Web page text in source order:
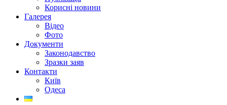
Корисні новини
Галерея
Відео
Фото
Документи
Законодавство
Зразки заяв
Контакти
Київ
Одеса